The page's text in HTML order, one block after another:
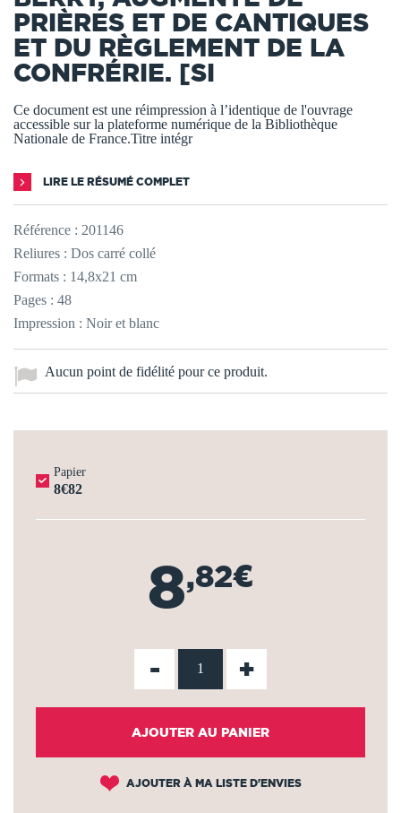
PRIÈRES ET DE CANTIQUES
ET DU RÈGLEMENT DE LA
CONFRÉRIE. [SI
Ce document est une réimpression à l’identique de l'ouvrage
accessible sur la plateforme numérique de la Bibliothèque
Nationale de France.Titre intégr
LIRE LE RÉSUMÉ COMPLET
Référence : 201146
Reliures : Dos carré collé
Formats : 14,8x21 cm
Pages : 48
Impression : Noir et blanc
Aucun point de fidélité pour ce produit.
Papier
8€82
8,82€
- +
AJOUTER AU PANIER
AJOUTER À MA LISTE D'ENVIES